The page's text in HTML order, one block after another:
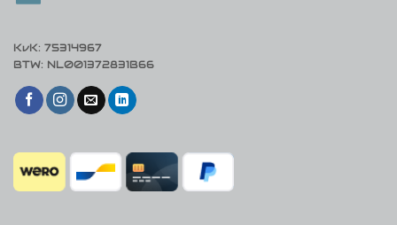
KvK: 75314967
BTW: NL001372831B66